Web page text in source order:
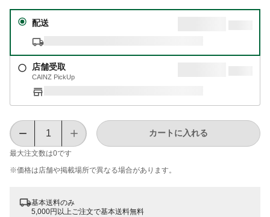
配送
店舗受取
CAINZ PickUp
最大注文数は0です
カートに入れる
※価格は​店舗や​掲載場所で​異なる​場合が​あります。
基本送料のみ
5,000円以上ご注文で基本送料無料